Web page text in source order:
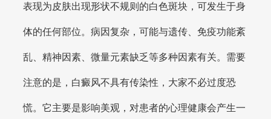
表现为皮肤出现形状不规则的白色斑块，可发生于身
体的任何部位。病因复杂，可能与遗传、免疫功能紊
乱、精神因素、微量元素缺乏等多种因素有关。需要
注意的是，白癜风不具有传染性，大家不必过度恐
慌。它主要是影响美观，对患者的心理健康会产生一